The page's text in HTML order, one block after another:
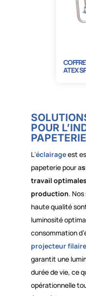
ATEX
POUR
PAPETERIE
L‘éclairageest
papeterie pour a
travail
production. Nos
haute qualité
luminosité
consommation
projecteur filaire
garantit une
durée de vie, ce
opérationnelle